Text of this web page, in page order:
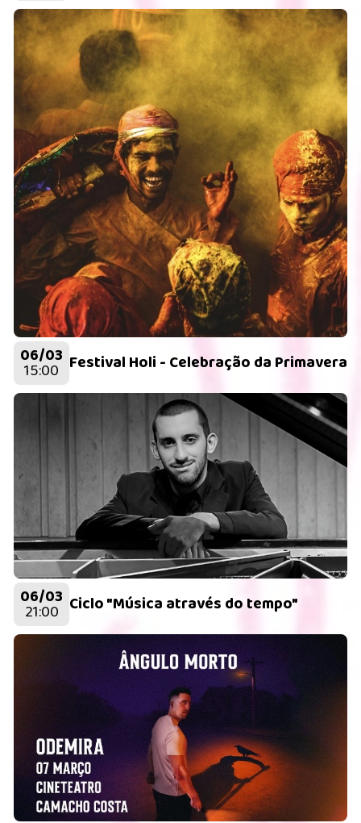
06/03
15:00 Festival Holi - Celebração da Primavera
06/03
21:00 Ciclo "Música através do tempo"